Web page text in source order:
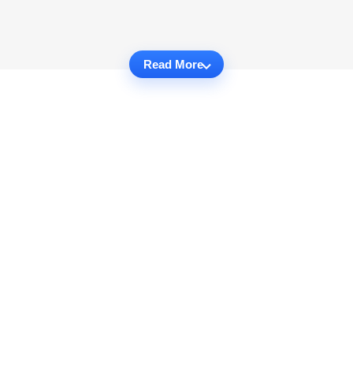
Read More